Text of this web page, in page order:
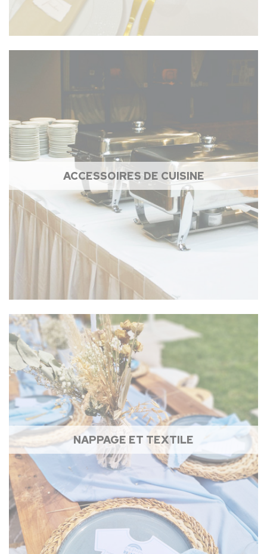
ACCESSOIRES DE CUISINE
NAPPAGE ET TEXTILE